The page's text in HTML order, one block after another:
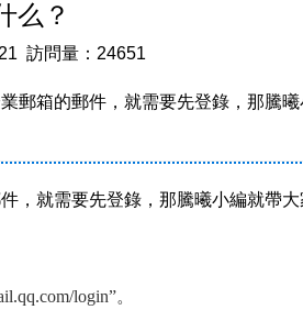
么？
訪問量：24651
郵箱的郵件，就需要先登錄，那騰曦
，就需要先登錄，那騰曦小編就帶大
login”。